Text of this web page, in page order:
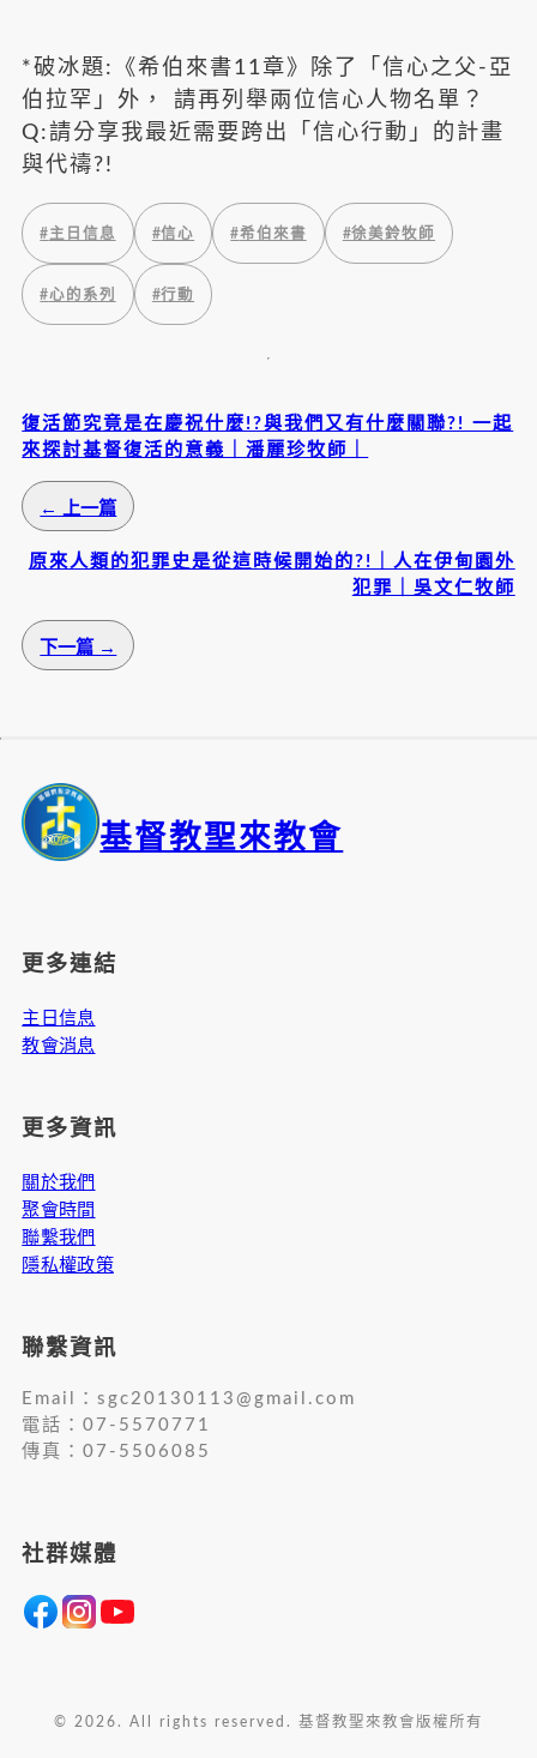
*破冰題:《希伯來書11章》除了「信心之父-亞
伯拉罕」外， 請再列舉兩位信心人物名單？
Q:請分享我最近需要跨出「信心行動」的計畫
與代禱?!
#主日信息 #信心 #希伯來書 #徐美鈴牧師
#心的系列 #行動
復活節究竟是在慶祝什麼!?與我們又有什麼關聯?! 一起
來探討基督復活的意義｜潘麗珍牧師｜
← 上一篇
原來人類的犯罪史是從這時候開始的?!｜人在伊甸園外
犯罪｜吳文仁牧師
下一篇 →
基督教聖來教會
更多連結
主日信息
教會消息
更多資訊
關於我們
聚會時間
聯繫我們
隱私權政策
聯繫資訊
Email：sgc20130113@gmail.com
電話：07-5570771
傳真：07-5506085
社群媒體
© 2026. All rights reserved. 基督教聖來教會版權所有